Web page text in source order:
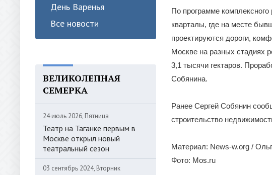
День Варенья
Все новости
ВЕЛИКОЛЕПНАЯ
СЕМЕРКА
24 июль 2026, Пятница
Театр на Таганке первым в
Москве открыл новый
театральный сезон
03 сентябрь 2024, Вторник
По программе
кварталы, где на месте
проектируются дороги,
Москве на разных стадиях
3,1 тысячи гектаров.
Собянина.
Ранее Сергей Собянин
строительство
Материал: News-w.org /
Фото: Mos.ru